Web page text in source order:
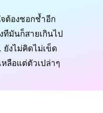
ต้องชอกช้ำอีก
ทีมันก็สายเกินไป
งไม่คิดไม่เข็ด
ลือแต่ตัวเปล่าๆ